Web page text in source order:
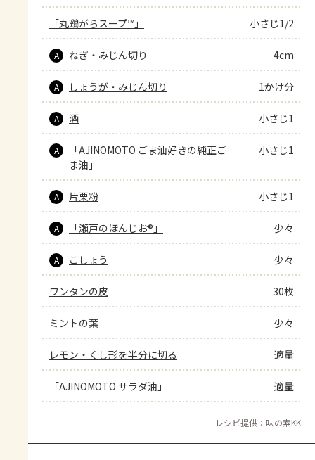
「丸鶏がらスープ™」 小さじ1/2
A ねぎ・みじん切り 4cm
A しょうが・みじん切り 1かけ分
A 酒 小さじ1
A
「AJINOMOTO ごま油好きの純正ご
ま油」
小さじ1
A 片栗粉 小さじ1
A 「瀬戸のほんじお®」 少々
A こしょう 少々
ワンタンの皮 30枚
ミントの葉 少々
レモン・くし形を半分に切る 適量
「AJINOMOTO サラダ油」 適量
レシピ提供：味の素KK